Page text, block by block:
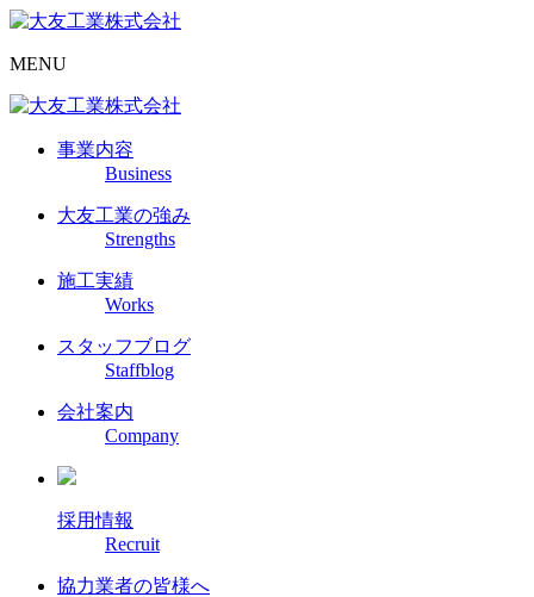
MENU
事業内容
Business
大友工業の強み
Strengths
施工実績
Works
スタッフブログ
Staffblog
会社案内
Company
採用情報
Recruit
協力業者の皆様へ